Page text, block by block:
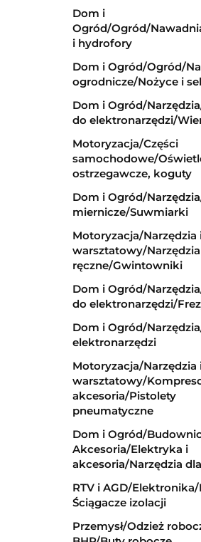
Dom i
Ogród/Ogród/
i hydrofory
Dom i Ogród/Ogród/
ogrodnicze/Nożyce i
Dom i Ogród/
do elektronarzędzi/
Motoryzacja/Części
samochodowe/
ostrzegawcze, koguty
Dom i Ogród/
miernicze/Suwmiarki
Motoryzacja/Narzędzia
warsztatowy/Narzędzia
ręczne/Gwintowniki
Dom i Ogród/
do elektronarzędzi/
Dom i Ogród/
elektronarzędzi
Motoryzacja/Narzędzia
warsztatowy/
akcesoria/Pistolety
pneumatyczne
Dom i Ogród/
Akcesoria/Elektryka i
akcesoria/Narzędzia
RTV i AGD/
Ściągacze izolacji
Przemysł/Odzież